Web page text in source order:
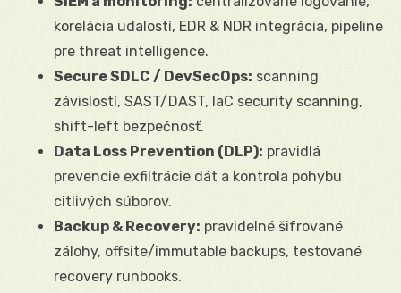
korelácia udalostí, EDR & NDR integrácia, pipeline
pre threat intelligence.
Secure SDLC / DevSecOps: scanning
závislostí, SAST/DAST, IaC security scanning,
shift-left bezpečnosť.
Data Loss Prevention (DLP): pravidlá
prevencie exfiltrácie dát a kontrola pohybu
citlivých súborov.
Backup & Recovery: pravidelné šifrované
zálohy, offsite/immutable backups, testované
recovery runbooks.